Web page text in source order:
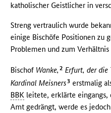
katholischer Geistlicher in
Streng vertraulich wurde
einige Bischöfe Positionen zu
Problemen und zum
Bischof Wanke,2 Erfurt, der die
Kardinal Meisners3 erstmalig
BBK leitete, erklärte eingangs,
Amt gedrängt, werde es